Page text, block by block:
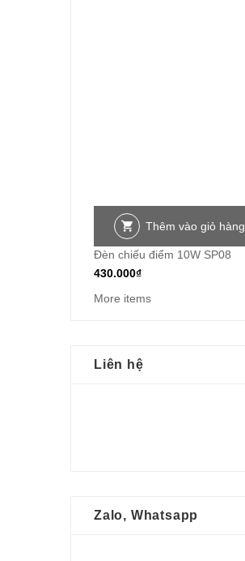
Thêm vào giỏ hàng
Đèn chiếu điểm 10W SP08
430.000₫
More items
Liên hệ
Zalo, Whatsapp